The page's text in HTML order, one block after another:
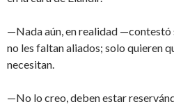
—Nada aún, en realidad —contestó
no les faltan aliados; solo quieren
necesitan.
—No lo creo, deben estar